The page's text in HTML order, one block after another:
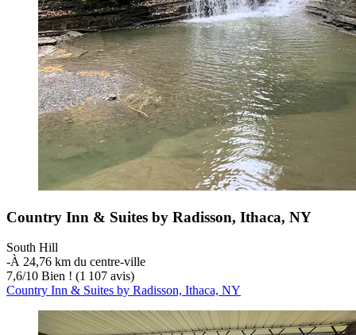
Country Inn & Suites by Radisson, Ithaca, NY
South Hill
‐À 24,76 km du centre-ville
7,6/10 Bien ! (1 107 avis)
Country Inn & Suites by Radisson, Ithaca, NY